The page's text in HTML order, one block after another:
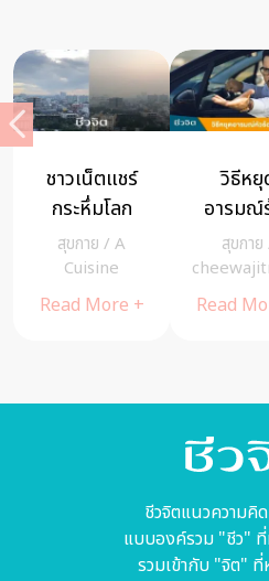
เชื่อไหม? แค่
หายใจคลาย
อาการซึมเศร้า
ได้
สุขกาย/ pant
Read More +
การรู้จักตั
คือการดู
เอง นิรุต
จรรยา
บท ออ
สุขกาย
Read
ชีวจิตแนวความคิ
แบบองค์รวม "ชีว"
รวมเข้ากับ "จิต"